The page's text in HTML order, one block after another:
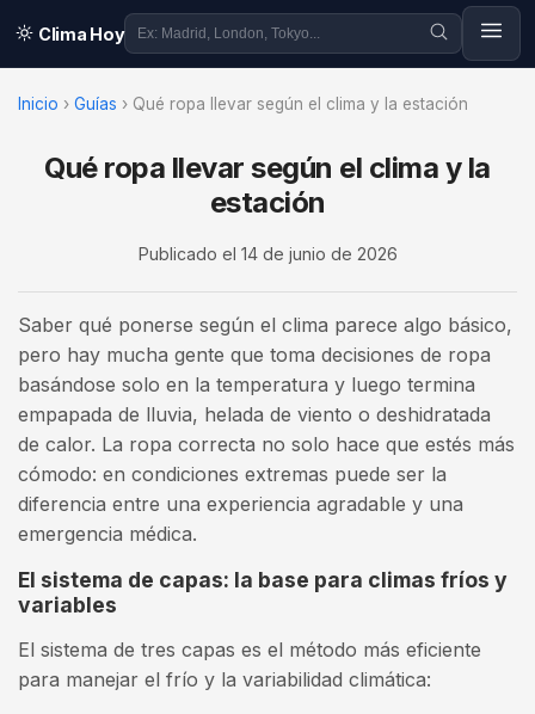
Clima Hoy
Inicio › Guías › Qué ropa llevar según el clima y la estación
Qué ropa llevar según el clima y la
estación
Publicado el 14 de junio de 2026
Saber qué ponerse según el clima parece algo básico,
pero hay mucha gente que toma decisiones de ropa
basándose solo en la temperatura y luego termina
empapada de lluvia, helada de viento o deshidratada
de calor. La ropa correcta no solo hace que estés más
cómodo: en condiciones extremas puede ser la
diferencia entre una experiencia agradable y una
emergencia médica.
El sistema de capas: la base para climas fríos y
variables
El sistema de tres capas es el método más eficiente
para manejar el frío y la variabilidad climática: